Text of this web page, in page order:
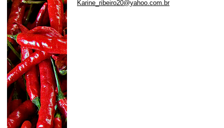
Karine_ribeiro20@yahoo.com.br